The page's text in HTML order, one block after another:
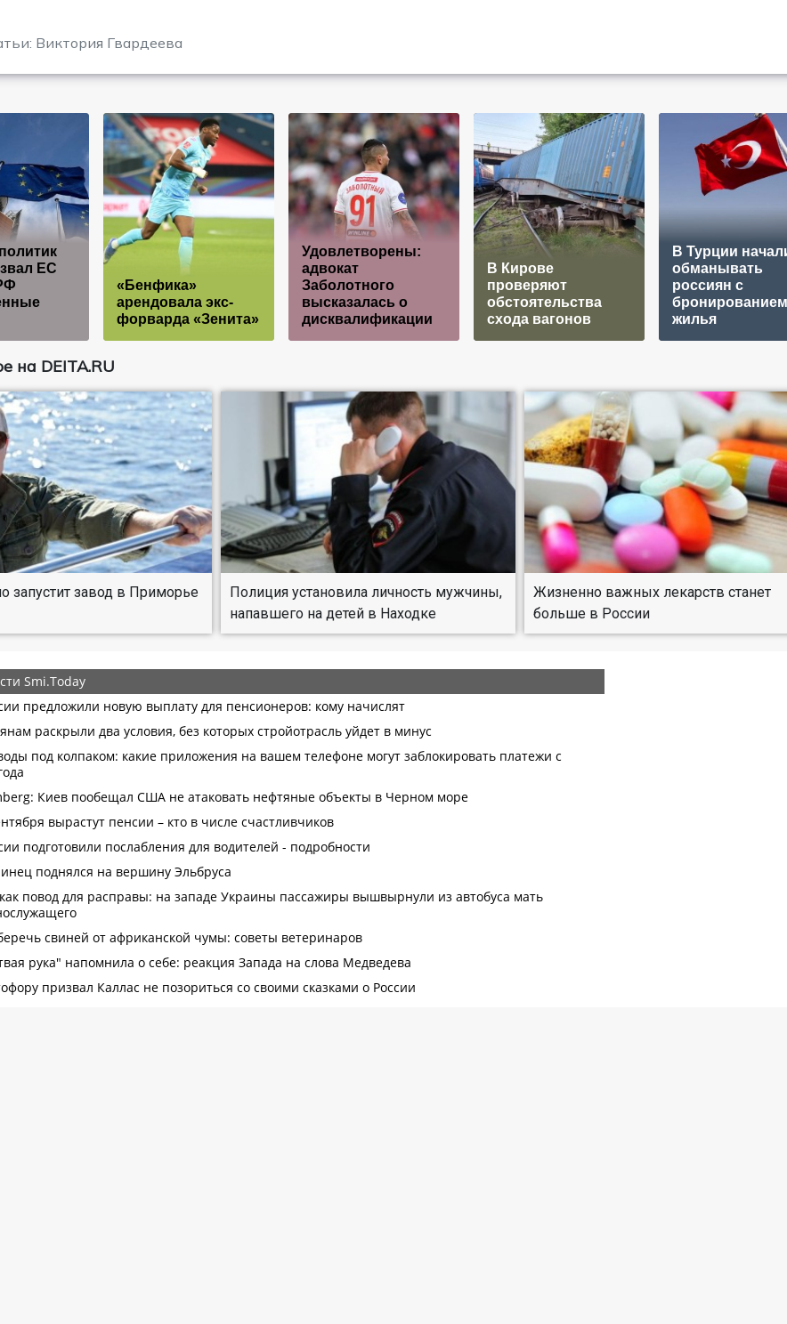
Виктория Гвардеева
ЕС
«Бенфика»
арендовала экс-
форварда «Зенита»
Удовлетворены:
адвокат
Заболотного
высказалась о
дисквалификации
В Кирове
проверяют
обстоятельства
схода вагонов
В Турции
обманывать
россиян с
бронированием
жилья
на DEITA.RU
запустит завод в Приморье
Полиция установила личность мужчины,
напавшего на детей в Находке
Жизненно важных лекарств станет
больше в России